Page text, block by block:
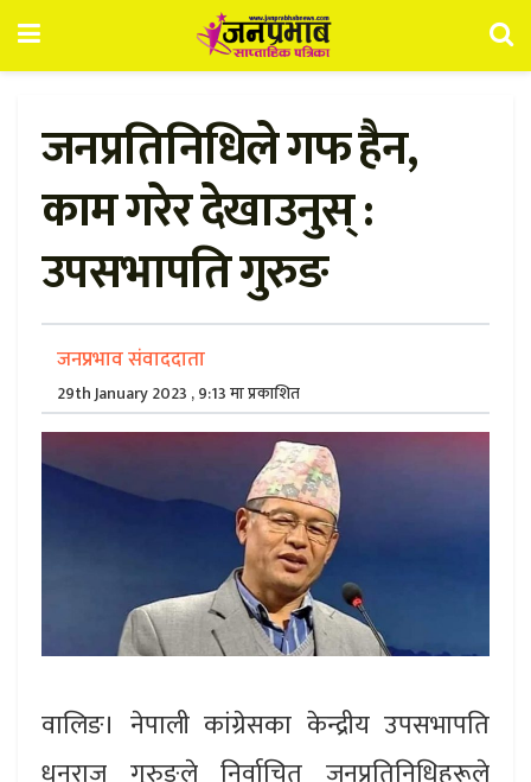
जनप्रतिनिधिले गफ हैन,
काम गरेर देखाउनुस् :
उपसभापति गुरुङ
जनप्रभाव संवाददाता
29th January 2023 , 9:13 मा प्रकाशित
वालिङ। नेपाली कांग्रेसका केन्द्रीय उपसभापति